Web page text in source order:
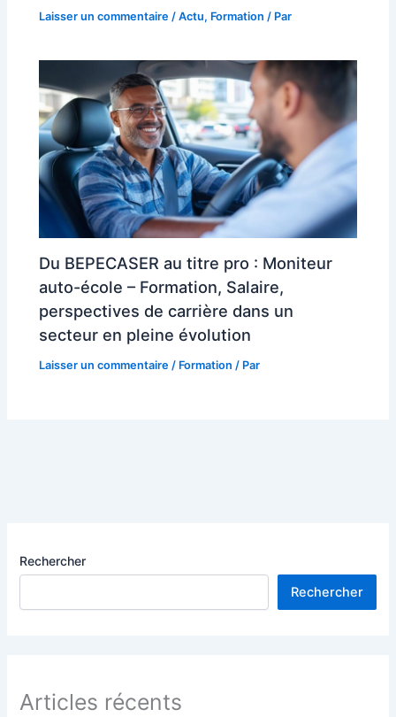
Laisser un commentaire /Actu, Formation / Par
Du BEPECASER au titre pro : Moniteur
auto-école – Formation, Salaire,
perspectives de carrière dans un
secteur en pleine évolution
Laisser un commentaire / Formation / Par
Rechercher
Rechercher
Articles récents